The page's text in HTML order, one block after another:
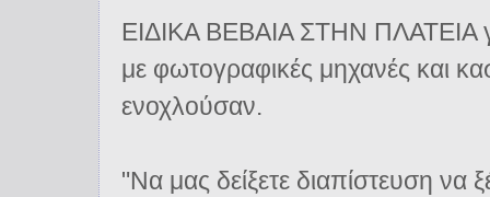
ΕΙΔΙΚΑ ΒΕΒΑΙΑ ΣΤΗΝ ΠΛΑΤΕΙΑ
με φωτογραφικές μηχανές και
ενοχλούσαν.
"Να μας δείξετε διαπίστευση να